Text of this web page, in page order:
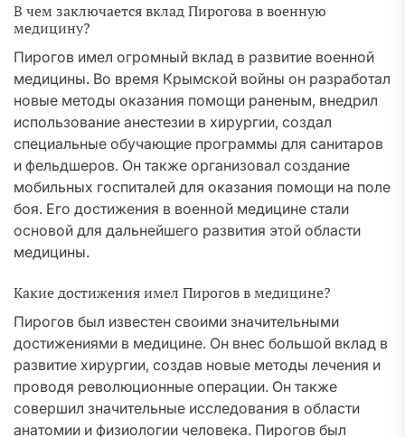
В чем заключается вклад Пирогова в военную
медицину?
Пирогов имел огромный вклад в развитие военной
медицины. Во время Крымской войны он разработал
новые методы оказания помощи раненым, внедрил
использование анестезии в хирургии, создал
специальные обучающие программы для санитаров
и фельдшеров. Он также организовал создание
мобильных госпиталей для оказания помощи на поле
боя. Его достижения в военной медицине стали
основой для дальнейшего развития этой области
медицины.
Какие достижения имел Пирогов в медицине?
Пирогов был известен своими значительными
достижениями в медицине. Он внес большой вклад в
развитие хирургии, создав новые методы лечения и
проводя революционные операции. Он также
совершил значительные исследования в области
анатомии и физиологии человека. Пирогов был